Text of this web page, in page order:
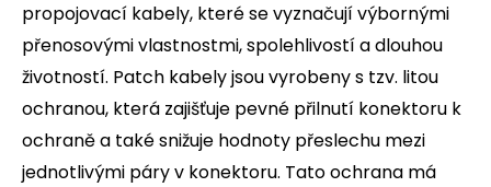
propojovací kabely, které se vyznačují výbornými
přenosovými vlastnostmi, spolehlivostí a dlouhou
životností. Patch kabely jsou vyrobeny s tzv. litou
ochranou, která zajišťuje pevné přilnutí konektoru k
ochraně a také snižuje hodnoty přeslechu mezi
jednotlivými páry v konektoru. Tato ochrana má